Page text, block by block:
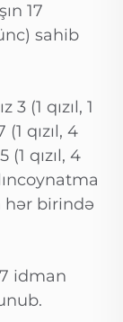
17
sahib
(1 qızıl, 1
qızıl, 4
qızıl, 4
hər birində
idman